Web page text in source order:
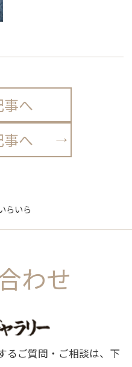
へ
へ
らいら
わせ
るご質問・ご相談は、下